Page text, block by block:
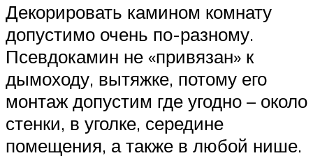
Декорировать камином комнату
допустимо очень по-разному.
Псевдокамин не «привязан» к
дымоходу, вытяжке, потому его
монтаж допустим где угодно – около
стенки, в уголке, середине
помещения, а также в любой нише.